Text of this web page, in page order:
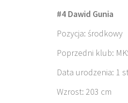
#4 Dawid Gunia
Pozycja: środkowy
Poprzedni klub:
Data urodzenia: 1
Wzrost: 203 cm